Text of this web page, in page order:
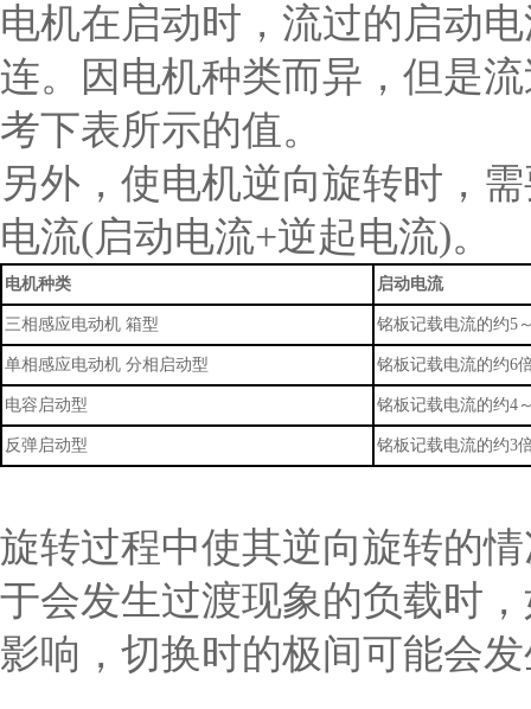
电机在启动时，流过的启动
连。因电机种类而异，但是
考下表所示的值。
另外，使电机逆向旋转时，
电流(启动电流+逆起电流)。
电机种类 启动电流
三相感应电动机 箱型 铭板记载电流的约5
单相感应电动机 分相启动型 铭板记载电流的约6
电容启动型 铭板记载电流的约4
反弹启动型 铭板记载电流的约3
旋转过程中使其逆向旋转的
于会发生过渡现象的负载时
影响，切换时的极间可能会